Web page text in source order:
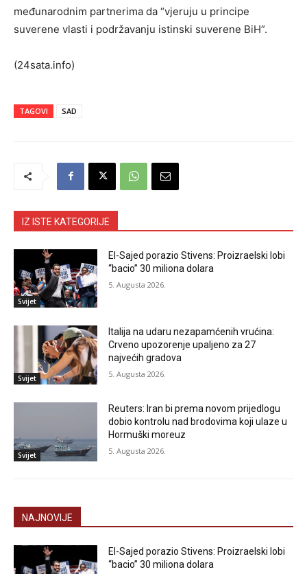
međunarodnim partnerima da “vjeruju u principe
suverene vlasti i podržavanju istinski suverene BiH”.
(24sata.info)
TAGOVI SAD
IZ ISTE KATEGORIJE
Svijet
El-Sajed porazio Stivens: Proizraelski lobi
“bacio” 30 miliona dolara
5. Augusta 2026.
Svijet
Italija na udaru nezapamćenih vrućina:
Crveno upozorenje upaljeno za 27
najvećih gradova
5. Augusta 2026.
Svijet
Reuters: Iran bi prema novom prijedlogu
dobio kontrolu nad brodovima koji ulaze u
Hormuški moreuz
5. Augusta 2026.
NAJNOVIJE
El-Sajed porazio Stivens: Proizraelski lobi
“bacio” 30 miliona dolara